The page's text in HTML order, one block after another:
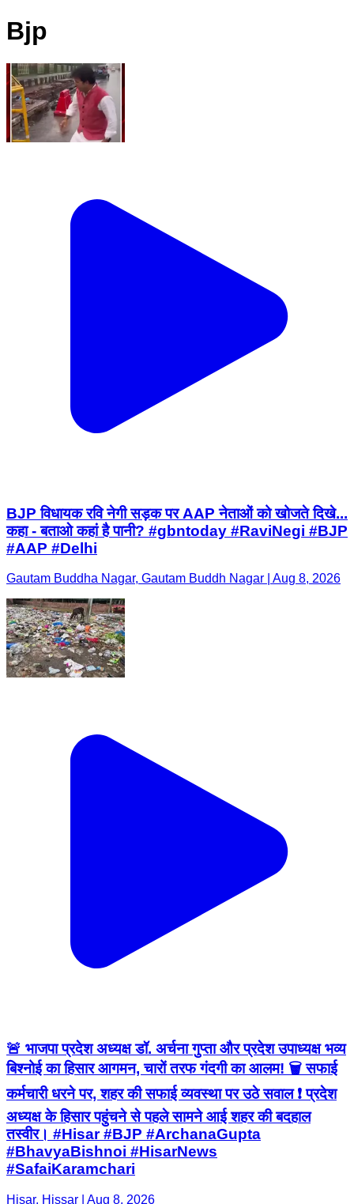
Bjp
BJP विधायक रवि नेगी सड़क पर AAP नेताओं को खोजते दिखे...
कहा - बताओ कहां है पानी? #gbntoday #RaviNegi #BJP
#AAP #Delhi
Gautam Buddha Nagar, Gautam Buddh Nagar | Aug 8, 2026
🚨 भाजपा प्रदेश अध्यक्ष डॉ. अर्चना गुप्ता और प्रदेश उपाध्यक्ष भव्य
बिश्नोई का हिसार आगमन, चारों तरफ गंदगी का आलम! 🗑️ सफाई
कर्मचारी धरने पर, शहर की सफाई व्यवस्था पर उठे सवाल ❗ प्रदेश
अध्यक्ष के हिसार पहुंचने से पहले सामने आई शहर की बदहाल
तस्वीर। #Hisar #BJP #ArchanaGupta
#BhavyaBishnoi #HisarNews
#SafaiKaramchari
Hisar, Hissar | Aug 8, 2026